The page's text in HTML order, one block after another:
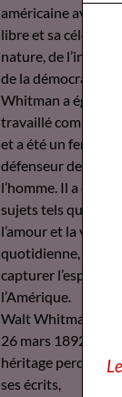
américaine avec
libre et sa
nature, de
de la démocratie.
Whitman a
travaillé comme
et a été un fervent
défenseur des
l’homme. Il a écrit
sujets tels que la
l’amour et la vie
quotidienne,
capturer l’esprit de
l’Amérique.
Walt Whitman est
26 mars 1892, mais
héritage perdure à
ses écrits,